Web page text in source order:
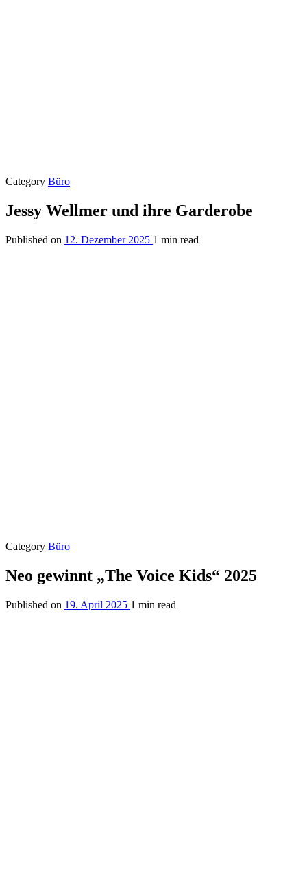
Category Büro
Jessy Wellmer und ihre Garderobe
Published on 12. Dezember 2025 1 min read
Category Büro
Neo gewinnt „The Voice Kids“ 2025
Published on 19. April 2025 1 min read